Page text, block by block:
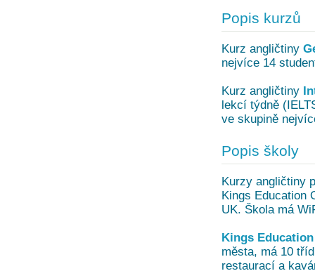
Popis kurzů
Kurz angličtiny
nejvíce 14
Kurz angličtiny
lekcí týdně
ve skupině
Popis školy
Kurzy angličtiny
Kings Education
UK. Škola má
Kings
města, má 10
restaurací a